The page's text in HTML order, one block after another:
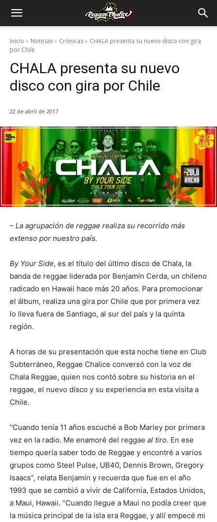
Inicio Noticias Crónicas
CHALA presenta su nuevo disco con gira
por Chile
CHALA presenta su nuevo
disco con gira por Chile
22 de abril de 2017
– La agrupación de reggae realiza su recorrido más
extenso por nuestro país.
By Your Side, es el título del último disco de Chala, la
banda de reggae liderada por Benjamín Cerda, un chileno
radicado en Hawaii hace más 20 años. Para promocionar
el álbum, realiza una gira por Chile que por primera vez
lo lleva fuera de Santiago, al sur del país y la quinta
región.
A horas de su presentación que esta noche tiene en Club
Subterráneo, Reggae Chalice conversó con la voz de
Chala Reggae, quien nos contó sobre su historia en el
reggae, el nuevo disco y su experiencia en esta visita a
Chile.
“Cuando tenía 11 años escuché a Bob Marley por primera
vez en la radio. Me enamoré del reggae al tiro. En ese
tiempo quería saber todo de Reggae y encontré a varios
grupos como Steel Pulse, UB40, Dennis Brown, Gregory
Isaacs”, relata Benjamín y recuerda que fue en el año
1993 que se cambió a vivir de California, Estados Unidos,
a Maui, Hawaii. “Cuando llegue a Maui no podía creer que
la música principal de la isla era Reggae, y allí empecé mi